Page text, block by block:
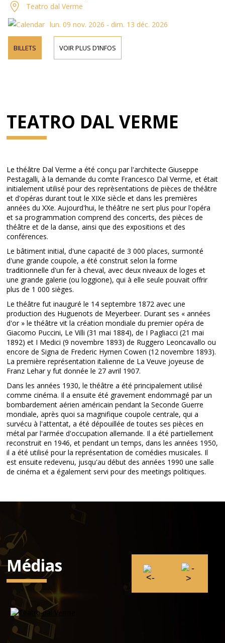
Teatro dal Verme
lun. 09 nov. 2026 - dim. 13 déc. 2026
BILLETS VOIR PLUS D’INFOS
TEATRO DAL VERME
Le théâtre Dal Verme a été conçu par l'architecte Giuseppe
Pestagalli, à la demande du comte Francesco Dal Verme, et était
initialement utilisé pour des reprèsentations de pièces de théâtre
et d'opéras durant tout le XIXe siècle et dans les premières
années du XXe. Aujourd'hui, le théâtre ne sert plus pour l'opéra
et sa programmation comprend des concerts, des pièces de
théâtre et de la danse, ainsi que des expositions et des
conférences.
Le bâtiment initial, d'une capacité de 3 000 places, surmonté
d'une grande coupole, a été construit selon la forme
traditionnelle d'un fer à cheval, avec deux niveaux de loges et
une grande galerie (ou loggione), qui à elle seule pouvait offrir
plus de 1 000 sièges.
Le théâtre fut inauguré le 14 septembre 1872 avec une
production des Huguenots de Meyerbeer. Durant ses « années
d'or » le théâtre vit la création mondiale du premier opéra de
Giacomo Puccini, Le Villi (31 mai 1884), de I Pagliacci (21 mai
1892) et I Medici (9 novembre 1893) de Ruggero Leoncavallo ou
encore de Signa de Frederic Hymen Cowen (12 novembre 1893).
La première représentation italienne de La Veuve joyeuse de
Franz Lehar y fut donnée le 27 avril 1907.
Dans les années 1930, le théâtre a été principalement utilisé
comme cinéma. Il a ensuite été gravement endommagé par un
bombardement aérien américain pendant la Seconde Guerre
mondiale, après quoi sa magnifique coupole centrale, qui a
survécu à l'attentat, a été dépouillée de toutes ses pièces en
métal par l'armée d'occupation allemande. Il a été partiellement
reconstruit en 1946, et pendant un temps, dans les années 1950,
il a été utilisé pour la représentation de comédies musicales. Il
est ensuite redevenu, jusqu'au début des années 1990 une salle
de cinéma et a également servi pour des meetings politiques.
Médias